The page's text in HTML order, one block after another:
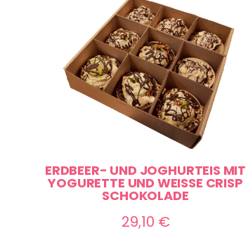
ERDBEER- UND JOGHURTEIS MIT
YOGURETTE UND WEISSE CRISP S
CHOKOLADE
29,10 €